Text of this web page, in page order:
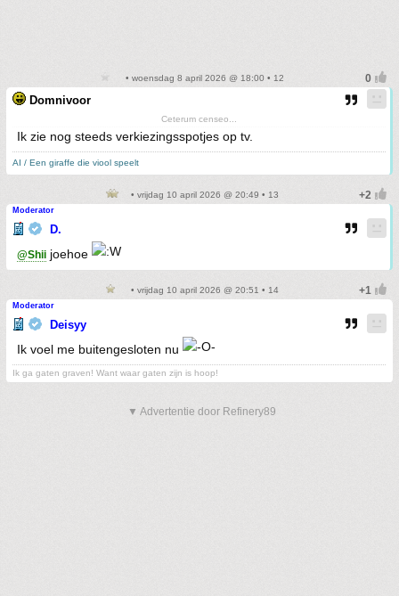
• woensdag 8 april 2026 @ 18:00 • 12
Domnivoor
Ceterum censeo...
Ik zie nog steeds verkiezingsspotjes op tv.
AI / Een giraffe die viool speelt
• vrijdag 10 april 2026 @ 20:49 • 13
Moderator
D.
@Shii joehoe
• vrijdag 10 april 2026 @ 20:51 • 14
Moderator
Deisyy
Ik voel me buitengesloten nu
Ik ga gaten graven! Want waar gaten zijn is hoop!
▼ Advertentie door Refinery89